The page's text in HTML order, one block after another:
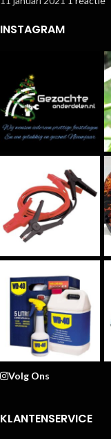
INSTAGRAM
Volg Ons
KLANTENSERVICE